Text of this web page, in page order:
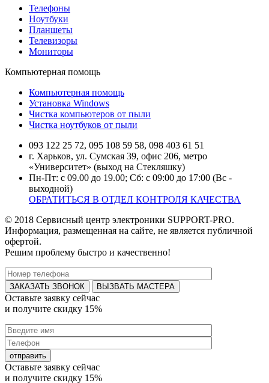
Телефоны
Ноутбуки
Планшеты
Телевизоры
Мониторы
Компьютерная помощь
Компьютерная помощь
Установка Windows
Чистка компьютеров от пыли
Чистка ноутбуков от пыли
093 122 25 72, 095 108 59 58, 098 403 61 51
г. Харьков, ул. Сумская 39, офис 206, метро
«Университет» (выход на Стекляшку)
Пн-Пт: с 09.00 до 19.00; Сб: с 09:00 до 17:00 (Вс -
выходной)
ОБРАТИТЬСЯ В ОТДЕЛ КОНТРОЛЯ КАЧЕСТВА
© 2018 Сервисный центр электроники SUPPORT-PRO.
Информация, размещенная на сайте, не является публичной
офертой.
Решим проблему быстро и качественно!
ВЫЗВАТЬ МАСТЕРА
Оставьте заявку сейчас
и получите скидку 15%
Оставьте заявку сейчас
и получите скидку 15%